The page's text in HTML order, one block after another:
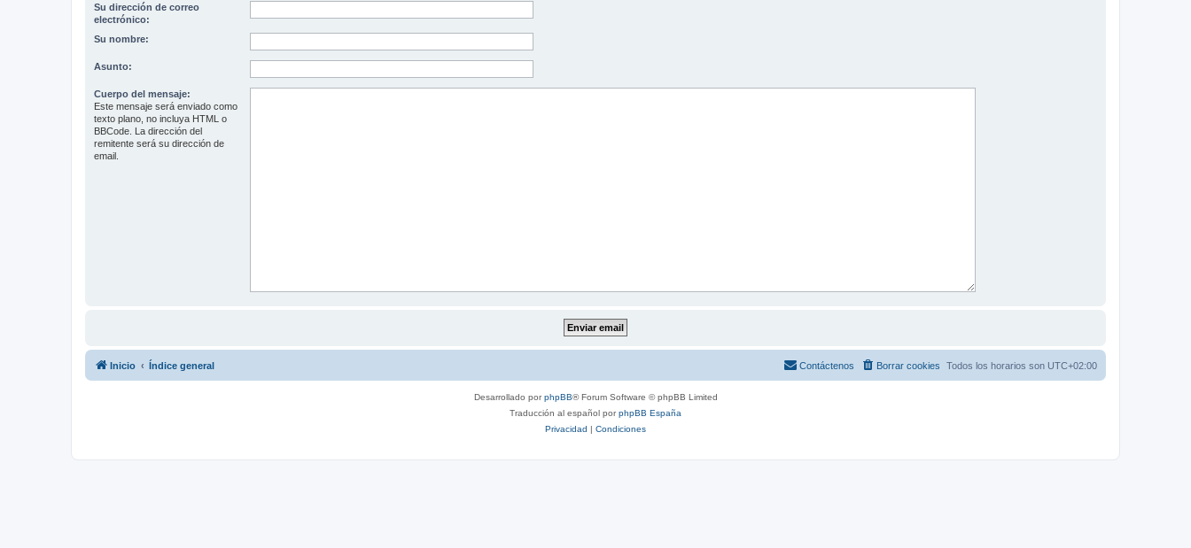
Su dirección de correo
electrónico:
Su nombre:
Asunto:
Cuerpo del mensaje:
Este mensaje será enviado como
texto plano, no incluya HTML o
BBCode. La dirección del
remitente será su dirección de
email.
Inicio Índice general Todos los horarios son UTC+02:00
Borrar cookies
Contáctenos
Desarrollado porphpBB® Forum Software © phpBB Limited
Traducción al español porphpBB España
Privacidad | Condiciones